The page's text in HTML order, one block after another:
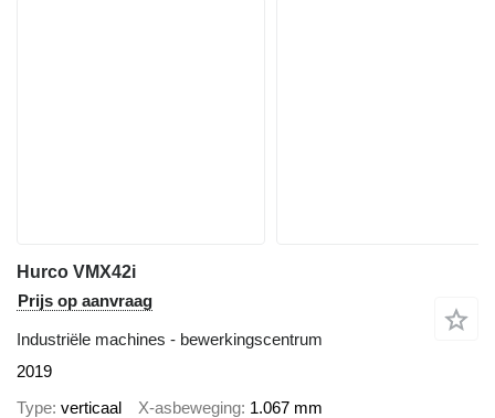
Hurco VMX42i
Prijs op aanvraag
Industriële machines - bewerkingscentrum
2019
Type verticaal X-asbeweging 1.067 mm